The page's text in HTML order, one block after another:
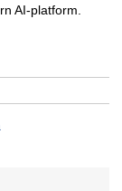
AI-platform.